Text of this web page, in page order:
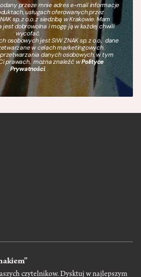
przeze mnie adres e-mail informacje
usługach oferowanych przez
sp. z o.o. z siedzibą w Krakowie. Mam
jest dobrowolna i mogę ją w każdej chwili
wycofać.
osobowych jest SIW ZNAK sp. z o.o., dane
w celach marketingowych.
przetwarzania danych osobowych, w tym
prawach, można znaleźć wPolityce
Prywatności.
czytelnikow. Dysktuj w najlepszym